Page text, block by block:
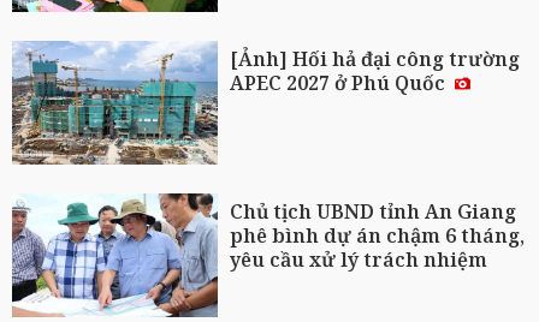
[Ảnh] Hối hả đại công trường
APEC 2027 ở Phú Quốc
Chủ tịch UBND tỉnh An Giang
phê bình dự án chậm 6 tháng,
yêu cầu xử lý trách nhiệm